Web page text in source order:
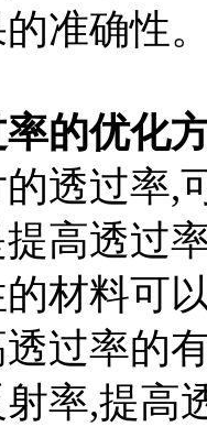
准确性
的优化
透过率,
高透过
材料可
过率的
率,提高